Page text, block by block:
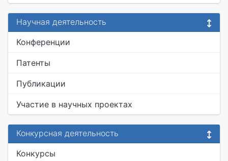
Научная деятельность
Конференции
Патенты
Публикации
Участие в научных проектах
Конкурсная деятельность
Конкурсы